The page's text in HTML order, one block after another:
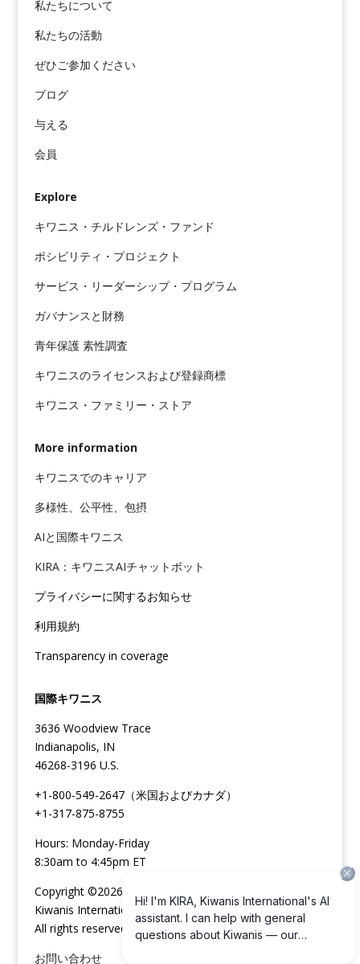
私たちについて
私たちの活動
ぜひご参加ください
ブログ
与える
会員
Explore
キワニス・チルドレンズ・ファンド
ポシビリティ・プロジェクト
サービス・リーダーシップ・プログラム
ガバナンスと財務
青年保護 素性調査
キワニスのライセンスおよび登録商標
キワニス・ファミリー・ストア
More information
キワニスでのキャリア
多様性、公平性、包摂
AIと国際キワニス
KIRA：キワニスAIチャットボット
プライバシーに関するお知らせ
利用規約
Transparency in coverage
国際キワニス
3636 Woodview Trace
Indianapolis, IN
46268-3196 U.S.
+1-800-549-2647（米国およびカナダ）
+1-317-875-8755
Hours: Monday-Friday
8:30am to 4:45pm ET
Copyright ©2026
Kiwanis International
All rights reserved
お問い合わせ